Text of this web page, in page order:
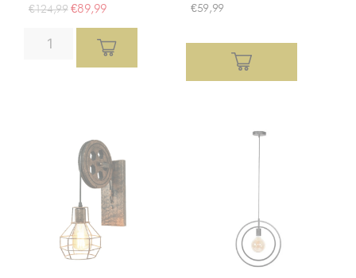
€124,99 €89,99 €59,99